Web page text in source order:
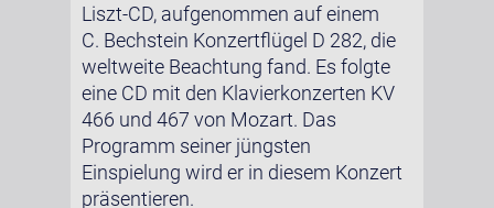
Liszt-CD, aufgenommen auf einem
C. Bechstein Konzertflügel D 282, die
weltweite Beachtung fand. Es folgte
eine CD mit den Klavierkonzerten KV
466 und 467 von Mozart. Das
Programm seiner jüngsten
Einspielung wird er in diesem Konzert
präsentieren.